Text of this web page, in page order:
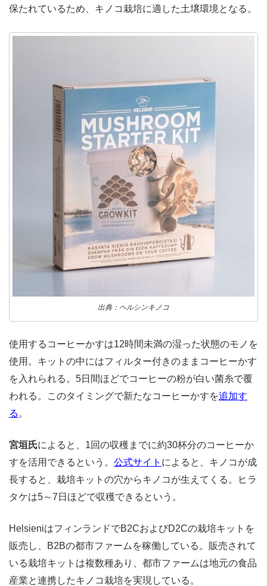
保たれているため、キノコ栽培に適した土壌環境となる。
出典：ヘルシンキノコ
使用するコーヒーかすは12時間未満の湿った状態のモノを
使用。キットの中にはフィルター付きのままコーヒーかす
を 入れられる。5日間ほどでコーヒーの粉が白い菌糸で覆
われる。このタイミングで新たなコーヒーかすを追加す
る 。
宮垣氏によると、1回の収穫までに約30杯分のコーヒーか
すを活用できるという。 公式サイト によると、キノコが成
長すると、栽培キットの穴からキノコが生えてくる。ヒラ
タケは5～7日ほどで収穫できるという。
HelsieniはフィンランドでB2CおよびD2Cの栽培キットを
販売し、B2Bの都市ファームを稼働している。販売されて
いる栽培キットは複数種あり、都市ファームは地元の食品
産業と連携したキノコ栽培を実現している。